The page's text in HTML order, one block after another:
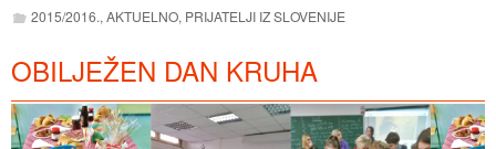
2015/2016., AKTUELNO, PRIJATELJI IZ SLOVENIJE
OBILJEŽEN DAN KRUHA